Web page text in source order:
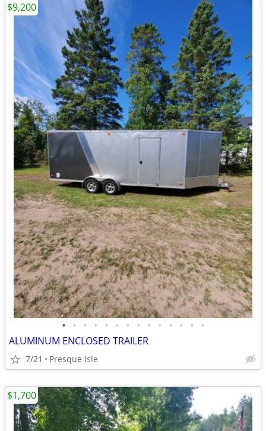
• • • • • • • • • • • • • •
ALUMINUM ENCLOSED TRAILER
7/21 Presque Isle
$9,200
$1,700